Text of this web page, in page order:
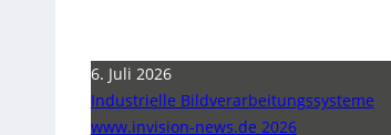
6. Juli 2026
Industrielle Bildverarbeitungssysteme
www.invision-news.de 2026